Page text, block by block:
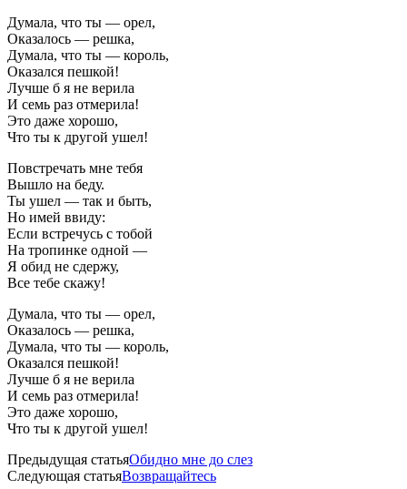
Думала, что ты — орел,
Оказалось — решка,
Думала, что ты — король,
Оказался пешкой!
Лучше б я не верила
И семь раз отмерила!
Это даже хорошо,
Что ты к другой ушел!
Повстречать мне тебя
Вышло на беду.
Ты ушел — так и быть,
Но имей ввиду:
Если встречусь с тобой
На тропинке одной —
Я обид не сдержу,
Все тебе скажу!
Думала, что ты — орел,
Оказалось — решка,
Думала, что ты — король,
Оказался пешкой!
Лучше б я не верила
И семь раз отмерила!
Это даже хорошо,
Что ты к другой ушел!
Предыдущая статьяОбидно мне до слез
Следующая статьяВозвращайтесь